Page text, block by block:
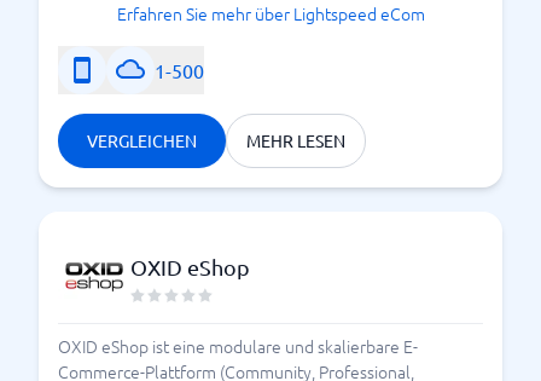
Erfahren Sie mehr über Lightspeed eCom
1-500
VERGLEICHEN MEHR LESEN
OXID eShop
OXID eShop ist eine modulare und skalierbare E-
Commerce-Plattform (Community, Professional,